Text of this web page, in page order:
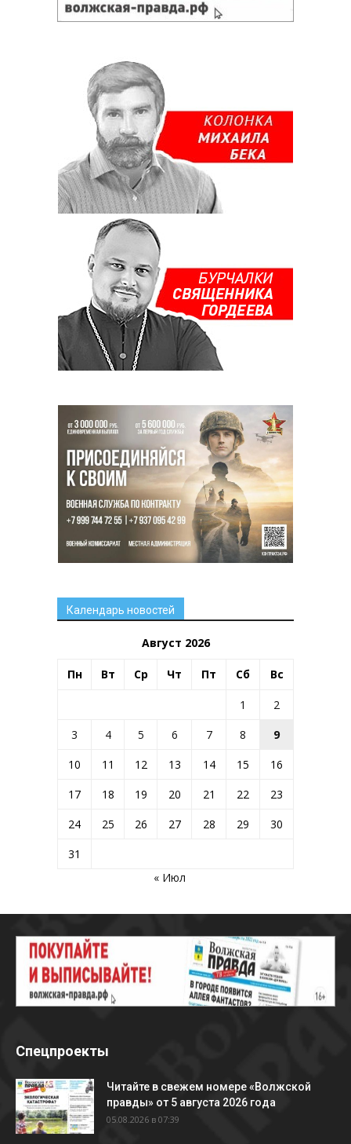
Календарь новостей
Август 2026
Пн Вт Ср Чт Пт Сб Вс
1
2
3
4 5 6 7 8
9
10
11 12 13 14 15
16
17
18 19 20 21 22
23
24
25 26 27 28 29
30
31
« Июл
Спецпроекты
Читайте в свежем номере «Волжской
правды» от 5 августа 2026 года
05.08.2026 в 07:39